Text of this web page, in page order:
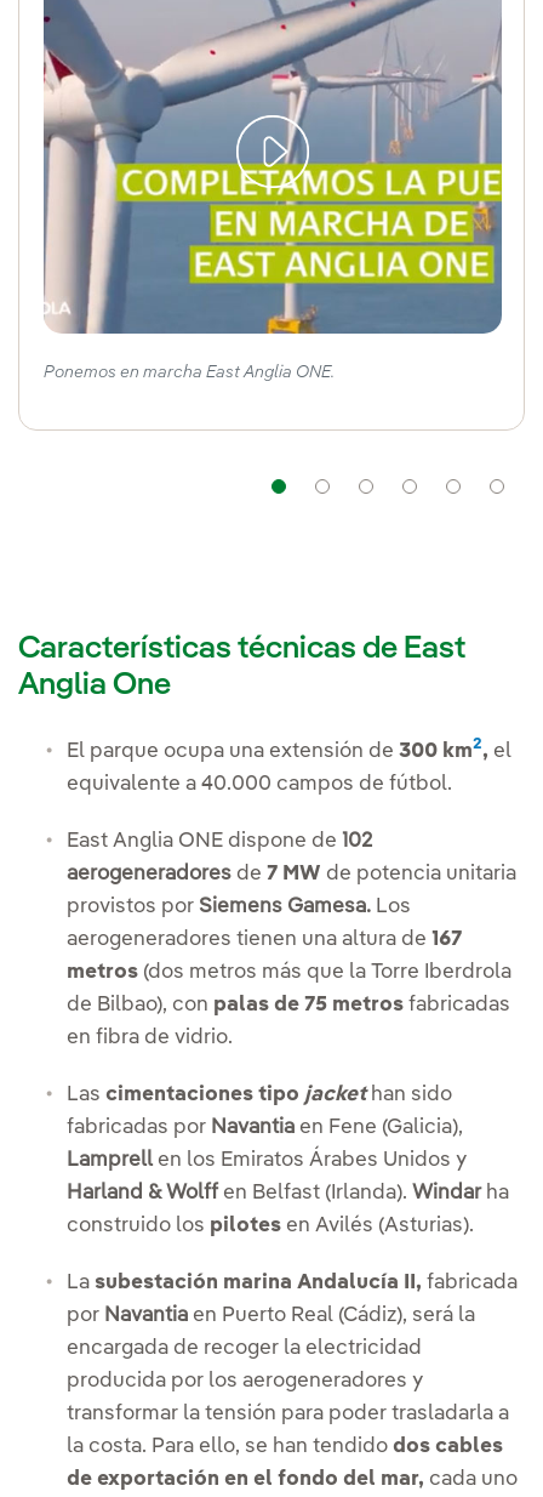
Ponemos en marcha East Anglia ONE.
Navegación
Navegación
Navegación
Características técnicas de East
Anglia One
El parque ocupa una extensión de 300 km2, el
equivalente a 40.000 campos de fútbol.
East Anglia ONE dispone de 102
aerogeneradores de 7 MW de potencia unitaria
provistos por Siemens Gamesa. Los
aerogeneradores tienen una altura de 167
metros (dos metros más que la Torre Iberdrola
de Bilbao), con palas de 75 metros fabricadas
en fibra de vidrio.
Las cimentaciones tipo jacket han sido
fabricadas por Navantia en Fene (Galicia),
Lamprell en los Emiratos Árabes Unidos y
Harland & Wolffen Belfast (Irlanda). Windarha
construido los pilotes en Avilés (Asturias).
La subestación marina Andalucía II, fabricada
por Navantia en Puerto Real (Cádiz), será la
encargada de recoger la electricidad
producida por los aerogeneradores y
transformar la tensión para poder trasladarla a
la costa. Para ello, se han tendido dos cables
de exportación en el fondo del mar, cada uno